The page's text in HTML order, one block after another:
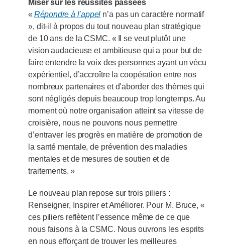
Miser sur les réussites passées
« Répondre à l’appel n’a pas un caractère normatif
», dit-il à propos du tout nouveau plan stratégique
de 10 ans de la CSMC. « Il se veut plutôt une
vision audacieuse et ambitieuse qui a pour but de
faire entendre la voix des personnes ayant un vécu
expérientiel, d’accroître la coopération entre nos
nombreux partenaires et d’aborder des thèmes qui
sont négligés depuis beaucoup trop longtemps. Au
moment où notre organisation atteint sa vitesse de
croisière, nous ne pouvons nous permettre
d’entraver les progrès en matière de promotion de
la santé mentale, de prévention des maladies
mentales et de mesures de soutien et de
traitements. »
Le nouveau plan repose sur trois piliers :
Renseigner, Inspirer et Améliorer. Pour M. Bruce, «
ces piliers reflètent l’essence même de ce que
nous faisons à la CSMC. Nous ouvrons les esprits
en nous efforçant de trouver les meilleures